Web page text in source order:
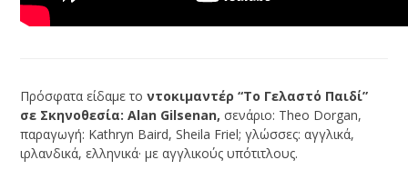
Πρόσφατα είδαμε τοντοκιμαντέρ “Το Γελαστό Παιδί”
σε Σκηνοθεσία: Alan Gilsenan, σενάριο: Theo Dorgan,
παραγωγή: Kathryn Baird, Sheila Friel; γλώσσες: αγγλικά,
ιρλανδικά, ελληνικά· με αγγλικούς υπότιτλους.